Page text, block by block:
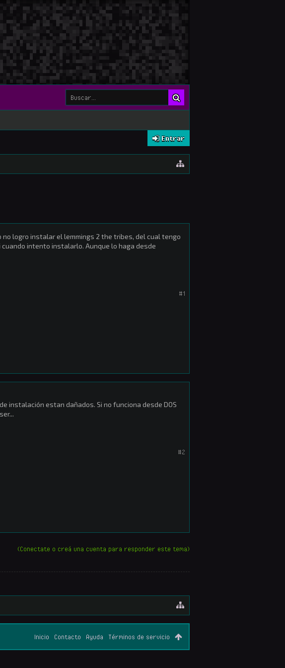
Entrar
no logro instalar el lemmings 2 the tribes, del cual tengo
intento instalarlo. Aunque lo haga desde
#1
instalación estan dañados. Si no funciona desde DOS
#2
(Conectate o creá una cuenta para responder este tema)
Inicio Contacto Ayuda Términos de servicio